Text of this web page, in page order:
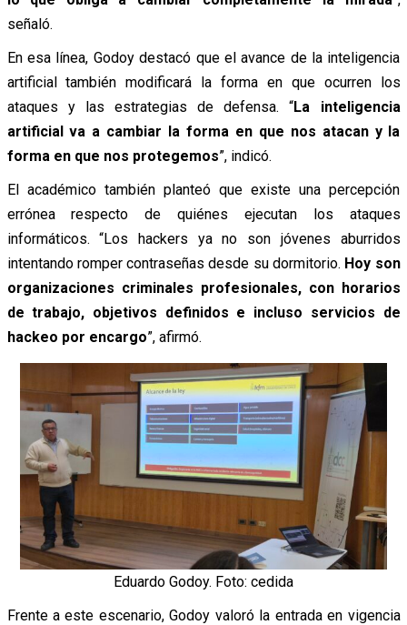
señaló.
En esa línea, Godoy destacó que el avance de la inteligencia
artificial también modificará la forma en que ocurren los
ataques y las estrategias de defensa. “La inteligencia
artificial va a cambiar la forma en que nos atacan y la
forma en que nos protegemos”, indicó.
El académico también planteó que existe una percepción
errónea respecto de quiénes ejecutan los ataques
informáticos. “Los hackers ya no son jóvenes aburridos
intentando romper contraseñas desde su dormitorio. Hoy son
organizaciones criminales profesionales, con horarios
de trabajo, objetivos definidos e incluso servicios de
hackeo por encargo”, afirmó.
Eduardo Godoy. Foto: cedida
Frente a este escenario, Godoy valoró la entrada en vigencia